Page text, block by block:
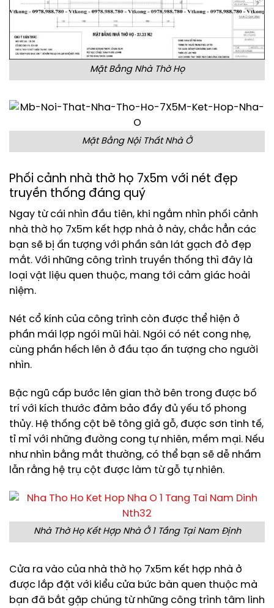
Mặt Bằng Nhà Thờ Họ
Mặt Bằng Nội Thất Nhà Ở
Phối cảnh nhà thờ họ 7x5m với nét đẹp
truyền thống đáng quý
Ngay từ cái nhìn đầu tiên, khi ngắm nhìn phối cảnh
nhà thờ họ 7x5m kết hợp nhà ở này, chắc hẳn các
bạn sẽ bị ấn tượng với phần sân lát gạch đỏ đẹp
mắt. Với những công trình truyền thống thì đây là
loại vật liệu quen thuộc, mang tới cảm giác hoài
niệm.
Nét cổ kính của công trình còn được thể hiện ở
phần mái lợp ngói mũi hài. Ngói có nét cong nhẹ,
cùng phần hếch lên ở đầu tạo ấn tượng cho người
nhìn.
Bậc ngũ cấp bước lên gian thờ bên trong được bố
trí với kích thước đảm bảo đầy đủ yếu tố phong
thủy. Hệ thống cột bê tông giả gỗ, được sơn tinh tế,
tỉ mỉ với những đường cong tự nhiên, mềm mại. Nếu
như nhìn bằng mắt thường, có thể bạn sẽ dễ nhầm
lẫn rằng hệ trụ cột được làm từ gỗ tự nhiên.
Nhà Thờ Họ Kết Hợp Nhà Ở 1 Tầng Tại Nam Định
Cửa ra vào của nhà thờ họ 7x5m kết hợp nhà ở
được lắp đặt với kiểu cửa bức bàn quen thuộc mà
bạn đã bắt gặp chúng từ những công trình tâm linh